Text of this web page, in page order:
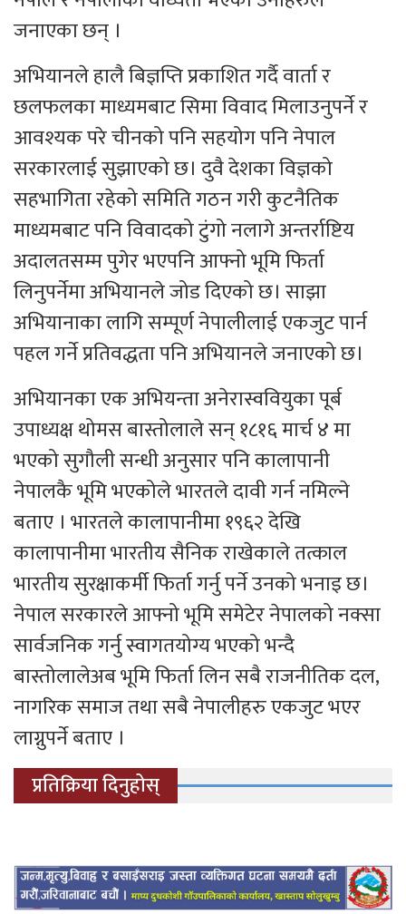
जनाएका छन् ।
अभियानले हालै बिज्ञप्ति प्रकाशित गर्दै वार्ता र
छलफलका माध्यमबाट सिमा विवाद मिलाउनुपर्ने र
आवश्यक परे चीनको पनि सहयोग पनि नेपाल
सरकारलाई सुझाएको छ। दुवै देशका विज्ञको
सहभागिता रहेको समिति गठन गरी कुटनैतिक
माध्यमबाट पनि विवादको टुंगो नलागे अन्तर्राष्टिय
अदालतसम्म पुगेर भएपनि आफ्नो भूमि फिर्ता
लिनुपर्नेमा अभियानले जोड दिएको छ। साझा
अभियानाका लागि सम्पूर्ण नेपालीलाई एकजुट पार्न
पहल गर्ने प्रतिवद्धता पनि अभियानले जनाएको छ।
अभियानका एक अभियन्ता अनेरास्ववियुका पूर्ब
उपाध्यक्ष थोमस बास्तोलाले सन् १८१६ मार्च ४ मा
भएको सुगौली सन्धी अनुसार पनि कालापानी
नेपालकै भूमि भएकोले भारतले दावी गर्न नमिल्ने
बताए । भारतले कालापानीमा १९६२ देखि
कालापानीमा भारतीय सैनिक राखेकाले तत्काल
भारतीय सुरक्षाकर्मी फिर्ता गर्नु पर्ने उनको भनाइ छ।
नेपाल सरकारले आफ्नो भूमि समेटेर नेपालको नक्सा
सार्वजनिक गर्नु स्वागतयोग्य भएको भन्दै
बास्तोलालेअब भूमि फिर्ता लिन सबै राजनीतिक दल,
नागरिक समाज तथा सबै नेपालीहरु एकजुट भएर
लाग्नुपर्ने बताए ।
प्रतिक्रिया दिनुहोस्